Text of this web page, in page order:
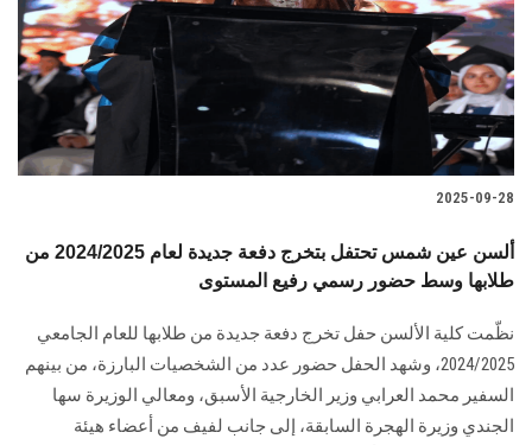
2025-09-28
ألسن عين شمس تحتفل بتخرج دفعة جديدة لعام 2024/2025 من
طلابها وسط حضور رسمي رفيع المستوى
نظّمت كلية الألسن حفل تخرج دفعة جديدة من طلابها للعام الجامعي
2024/2025، وشهد الحفل حضور عدد من الشخصيات البارزة، من بينهم
السفير محمد العرابي وزير الخارجية الأسبق، ومعالي الوزيرة سها
الجندي وزيرة الهجرة السابقة، إلى جانب لفيف من أعضاء هيئة